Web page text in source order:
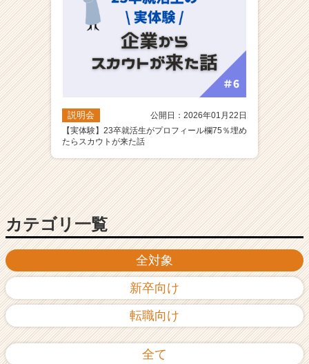
活
サ
イ
キ
ャ
r
a
e
r）
全対象
新卒向け
転職向け
全て
説明会
公開日：2026年01月22日
【実体験】23卒就活生がプロフィール欄75％埋め
たらスカウトが来た話
カテゴリ一覧